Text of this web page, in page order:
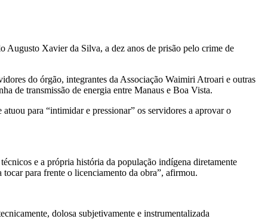
Augusto Xavier da Silva, a dez anos de prisão pelo crime de
do órgão, integrantes da Associação Waimiri Atroari e outras
de transmissão de energia entre Manaus e Boa Vista.
para “intimidar e pressionar” os servidores a aprovar o
e a própria história da população indígena diretamente
para frente o licenciamento da obra”, afirmou.
dolosa subjetivamente e instrumentalizada